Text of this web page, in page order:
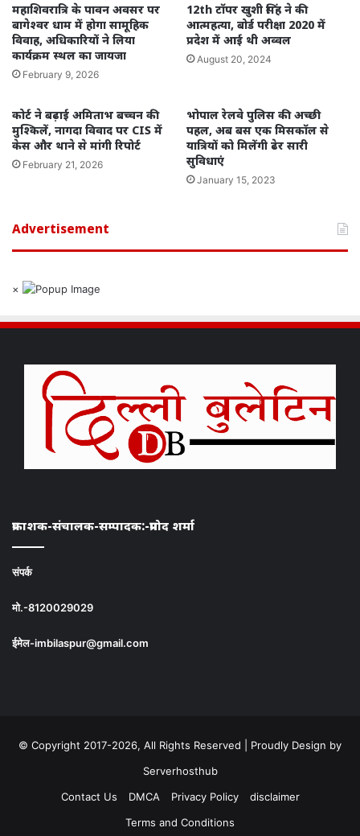
महाशिवरात्रि के पावन अवसर पर
बागेश्वर धाम में होगा सामूहिक
विवाह, अधिकारियों ने लिया
कार्यक्रम स्थल का जायजा
February 9, 2026
12th टॉपर खुशी सिंह ने की
आत्महत्या, बोर्ड परीक्षा 2020 में
प्रदेश में आई थी अव्वल
August 20, 2024
कोर्ट ने बढ़ाई अमिताभ बच्चन की
मुश्किलें, नागदा विवाद पर CIS में
केस और थाने से मांगी रिपोर्ट
February 21, 2026
भोपाल रेलवे पुलिस की अच्छी
पहल, अब बस एक मिसकॉल से
यात्रियों को मिलेंगी ढेर सारी
सुविधाएं
January 15, 2023
Advertisement
×
प्रकाशक-संचालक-सम्पादक:-प्रमोद शर्मा
संपर्क
मो.-8120029029
ईमेल-imbilaspur@gmail.com
© Copyright 2017-2026, All Rights Reserved | Proudly Design by
Serverhosthub
Contact Us
DMCA Privacy Policy
disclaimer
Terms and Conditions